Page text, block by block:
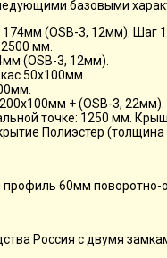
базовыми
174мм (OSB-3, 12мм). Шаг
2500 мм.
(OSB-3, 12мм).
50х100мм.
+ (OSB-3, 22мм).
точке: 1250 мм.
Полиэстер
60мм поворотно-
Россия с двумя